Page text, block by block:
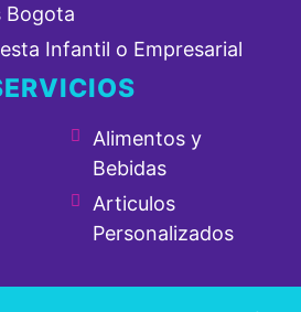
Bogota
Infantil o Empresarial
Alimentos y
Bebidas
Articulos
Personalizados